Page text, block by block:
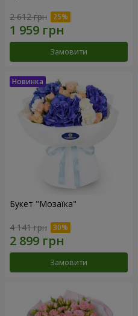
2 612 грн
Замовити
Букет "Мозаїка"
4 141 грн
Замовити